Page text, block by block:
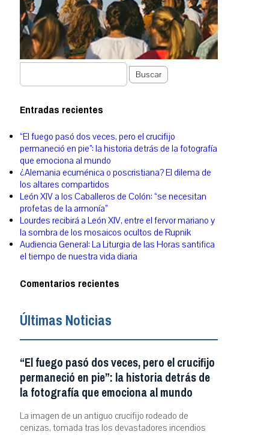
Buscar
Entradas recientes
“El fuego pasó dos veces, pero el crucifijo
permaneció en pie”: la historia detrás de la fotografía
que emociona al mundo
¿Alemania ecuménica o poscristiana? El dilema de
los altares compartidos
León XIV a los Caballeros de Colón: “se necesitan
profetas de la armonía”
Lourdes recibirá a León XIV, entre el fervor mariano y
la sombra de los mosaicos ocultos de Rupnik
Audiencia General: La Liturgia de las Horas santifica
el tiempo de nuestra vida diaria
Comentarios recientes
Últimas Noticias
“El fuego pasó dos veces, pero el crucifijo
permaneció en pie”: la historia detrás de
la fotografía que emociona al mundo
La imagen de un antiguo crucifijo rodeado de
cenizas, tomada tras los devastadores incendios